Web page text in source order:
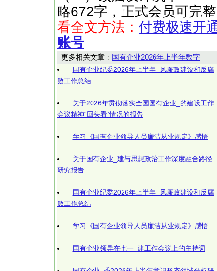
略672字，正式会员可完
看全文方法： 付费极速开
账号
更多相关文章： 国有企业2026年上半年数字
国有企业纪委2026年上半年_风廉政建设和反腐
败工作总结
关于2026年贯彻落实全国国有企业_的建设工作
会议精神“回头看”情况的报告
学习《国有企业领导人员廉洁从业规定》感悟
关于国有企业_建与思想政治工作深度融合路径
研究报告
国有企业纪委2026年上半年_风廉政建设和反腐
败工作总结
学习《国有企业领导人员廉洁从业规定》感悟
国有企业领导在七一_建工作会议上的主持词